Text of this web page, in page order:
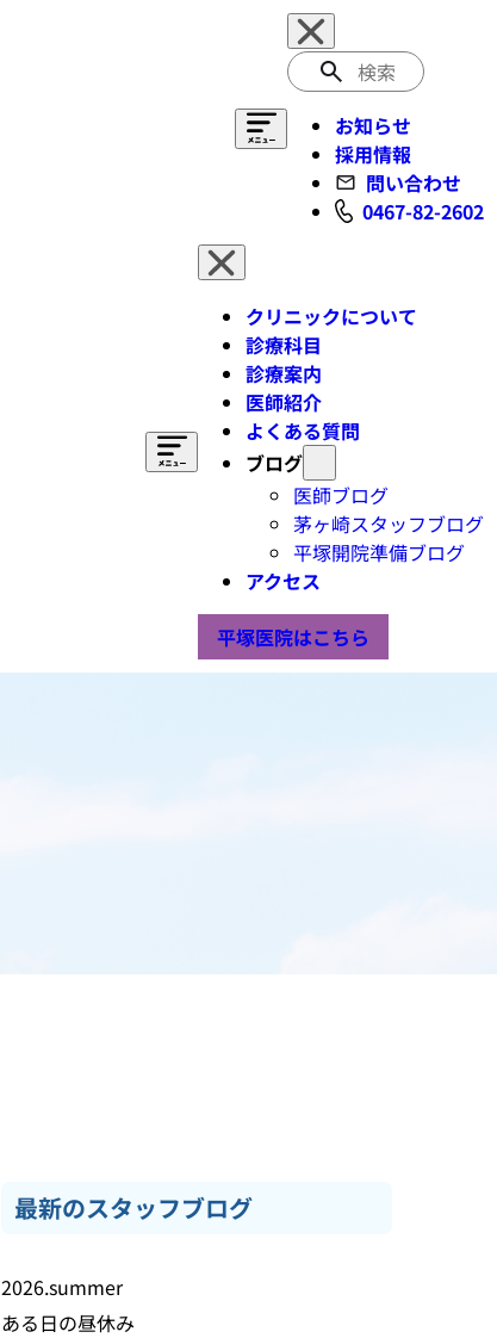
検
索
お知らせ
採用情報
問い合わせ
0467-82-2602
クリニックについて
診療科目
診療案内
医師紹介
よくある質問
ブログ
医師ブログ
茅ヶ崎スタッフブログ
平塚開院準備ブログ
アクセス
平塚医院はこちら
最新のスタッフブログ
2026.summer
ある日の昼休み